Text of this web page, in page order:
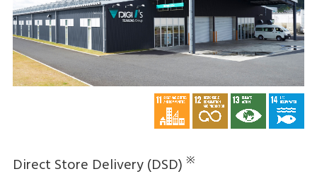
Direct Store Delivery (DSD) ※